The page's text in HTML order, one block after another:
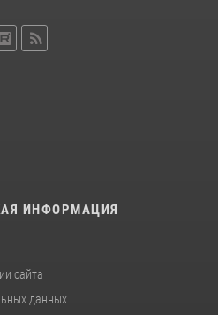
ИНФОРМАЦИЯ
сайта
данных